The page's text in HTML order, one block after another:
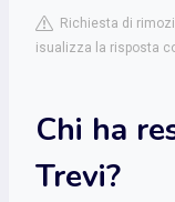
Richiesta di
isualizza la risposta
Chi ha
Trevi?